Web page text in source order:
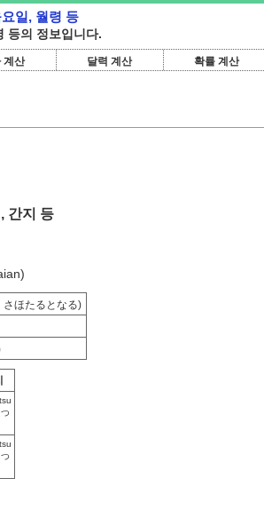
일, 월령 등
등의 정보입니다.
계산 달력 계산 확률 계산
간지 등
さほたるとなる)